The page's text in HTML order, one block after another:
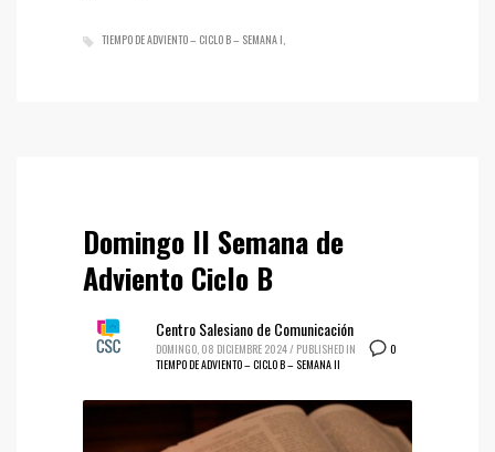
TIEMPO DE ADVIENTO – CICLO B – SEMANA I
Domingo II Semana de
Adviento Ciclo B
0
Centro Salesiano de Comunicación
DOMINGO, 08 DICIEMBRE 2024/ PUBLISHED IN
TIEMPO DE ADVIENTO – CICLO B – SEMANA II